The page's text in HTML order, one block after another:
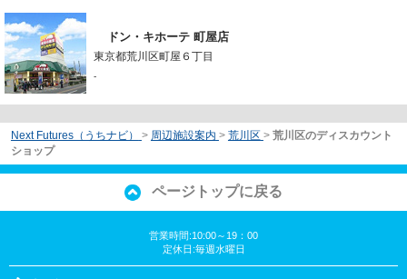
ドン・キホーテ 町屋店
東京都荒川区町屋６丁目
-
Next Futures（うちナビ） > 周辺施設案内 > 荒川区 > 荒川区のディスカウント
ショップ
ページトップに戻る
営業時間:10:00～19：00
定休日:毎週水曜日